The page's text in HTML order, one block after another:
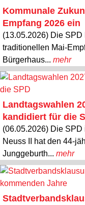
Kommunale
Empfang 2026 ein
(13.05.2026) Die
traditionellen Mai-
Bürgerhaus... mehr
Landtagswahlen
kandidiert für die
(06.05.2026) Die
Neuss II hat den 44-
Junggeburth... mehr